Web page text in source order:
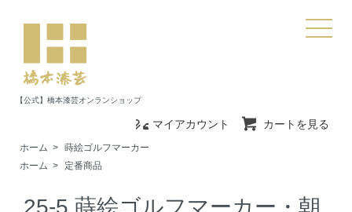
【公式】橋本漆芸オンランショップ
マイアカウント カートを見る
ホーム > 蒔絵ゴルフマーカー
ホーム > 定番商品
25-5 蒔絵ゴルフマーカー・朝